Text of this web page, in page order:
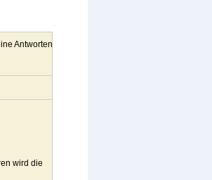
Antworten
wird die